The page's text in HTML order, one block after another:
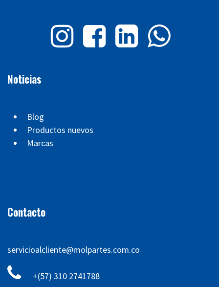
Noticias
Blog
Productos nuevos
Marcas
Contacto
servicioalcliente@molpartes.com.co
+(57) 310 2741788